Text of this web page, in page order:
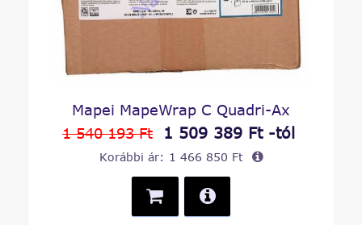
Mapei MapeWrap C Quadri-Ax
1 540 193 Ft
1 509 389 Ft -tól
Korábbi ár: 1 466 850 Ft